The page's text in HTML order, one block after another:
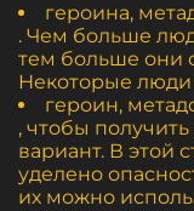
героина,
. Чем больше
тем больше они
Некоторые
героин,
, чтобы
вариант. В этой
уделено
их можно